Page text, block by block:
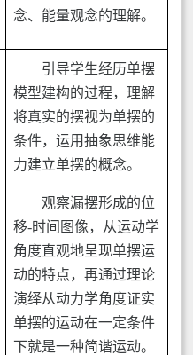
念、能量观念的理解。
引导学生经历单摆
模型建构的过程，理解
将真实的摆视为单摆的
条件，运用抽象思维能
力建立单摆的概念。
观察漏摆形成的位
移-时间图像，从运动学
角度直观地呈现单摆运
动的特点，再通过理论
演绎从动力学角度证实
单摆的运动在一定条件
下就是一种简谐运动。